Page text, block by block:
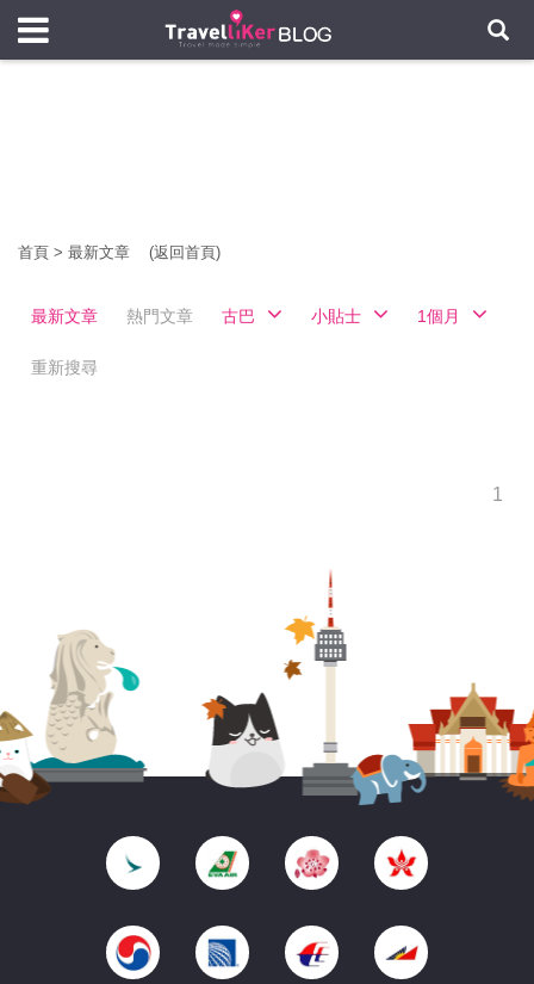
首頁 > 最新文章 (返回首頁)
最新文章 熱門文章 古巴 小貼士 1個月
重新搜尋
1